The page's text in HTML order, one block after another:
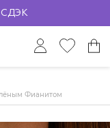
СДЭК
Фианитом